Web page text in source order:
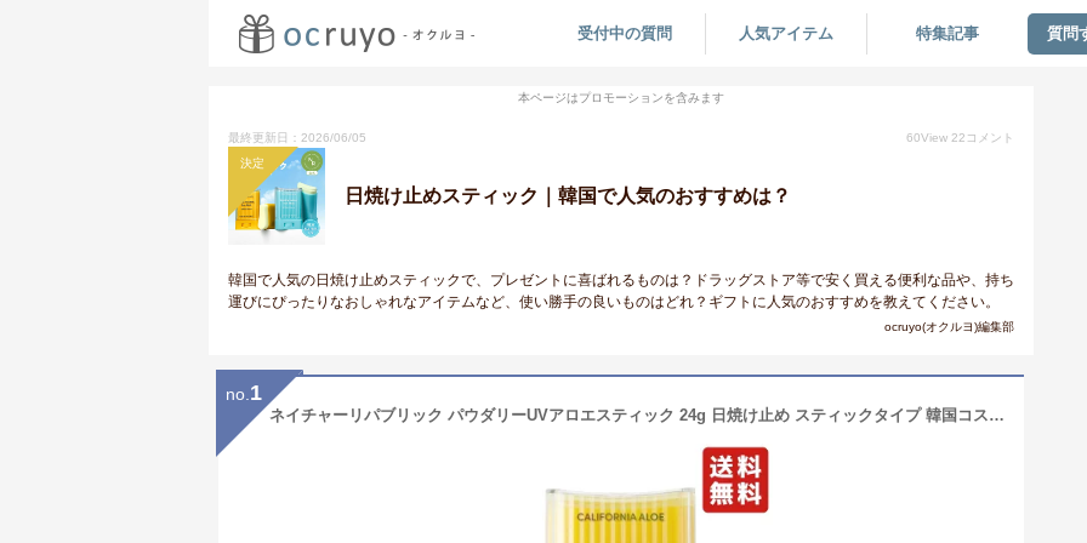
受付中の質問 人気アイテム 特集記事 質問
本ページはプロモーションを含みます
最終更新日：2026/06/05 60View 22 コメント
決定
日焼け止めスティック｜韓国で人気のおすすめは？
韓国で人気の日焼け止めスティックで、プレゼントに喜ばれるものは？ドラッグストア等で安く買える便利な品や、持ち
運びにぴったりなおしゃれなアイテムなど、使い勝手の良いものはどれ？ギフトに人気のおすすめを教えてください。
ocruyo(オクルヨ)編集部
no. 1
ネイチャーリパブリック パウダリーUVアロエスティック 24g 日焼け止め スティックタイプ 韓国コスメ UV SPF50＋ PA＋＋＋＋ コスメ 化粧品 手を汚さずに塗れる 石鹸でOFF 顔 全身 アロエエキス配合